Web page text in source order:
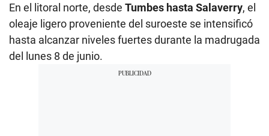
En el litoral norte, desde Tumbes hasta Salaverry, el
oleaje ligero proveniente del suroeste se intensificó
hasta alcanzar niveles fuertes durante la madrugada
del lunes 8 de junio.